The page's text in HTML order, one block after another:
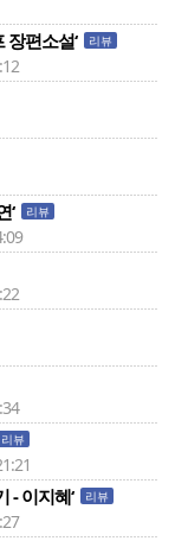
장편소설‘ 리뷰
‘ 리뷰
리뷰
- 이지혜‘ 리뷰